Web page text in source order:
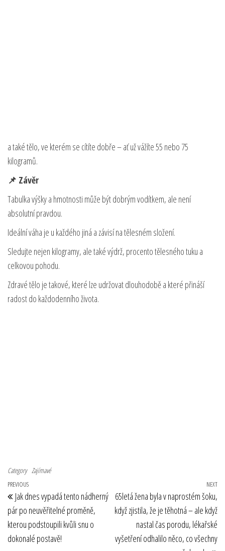
a také tělo, ve kterém se cítíte dobře – ať už vážíte 55 nebo 75
kilogramů.
📌 Závěr
Tabulka výšky a hmotnosti může být dobrým vodítkem, ale není
absolutní pravdou.
Ideální váha je u každého jiná a závisí na tělesném složení.
Sledujte nejen kilogramy, ale také výdrž, procento tělesného tuku a
celkovou pohodu.
Zdravé tělo je takové, které lze udržovat dlouhodobě a které přináší
radost do každodenního života.
Category Zajímavé
Navigace pro příspěvek
Previous Post
PREVIOUS
Jak dnes vypadá tento nádherný
pár po neuvěřitelné proměně,
kterou podstoupili kvůli snu o
dokonalé postavě!
NEXT
65letá žena byla v naprostém šoku,
když zjistila, že je těhotná – ale když
nastal čas porodu, lékařské
vyšetření odhalilo něco, co všechny